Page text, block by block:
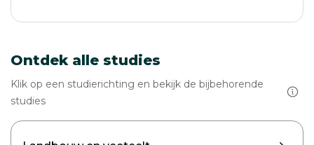
Ontdek alle studies
Klik op een studierichting en bekijk de bijbehorende
studies